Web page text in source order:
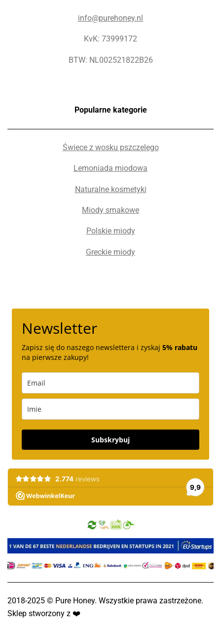
info@purehoney.nl
KvK: 73999172
BTW: NL002521822B26
Popularne kategorie
Świece z wosku pszczelego
Lemoniada miodowa
Naturalne kosmetyki
Miody smakowe
Polskie miody
Greckie miody
Newsletter
Zapisz się do naszego newslettera i zyskaj 5% rabatu
na pierwsze zakupy!
Subskrybuj
2018-2025 © Pure Honey. Wszystkie prawa zastrzeżone.
Sklep stworzony z ❤️